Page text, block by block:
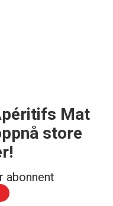
Mat
store
abonnent